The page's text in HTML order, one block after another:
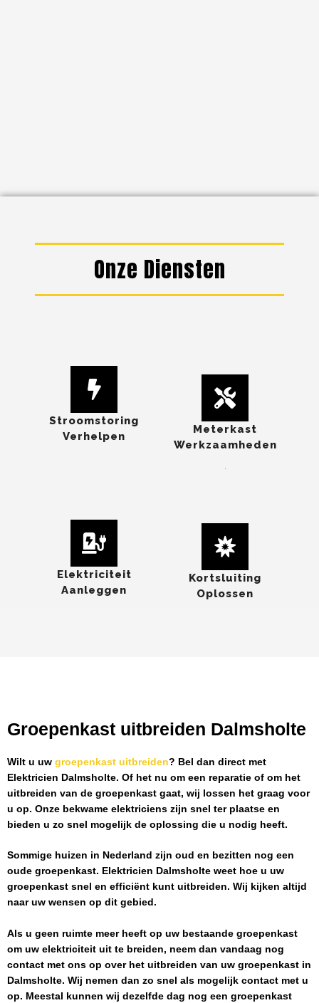
Onze Diensten
Stroomstoring
Verhelpen
Meterkast
Werkzaamheden
Elektriciteit
Aanleggen
Kortsluiting
Oplossen
Groepenkast uitbreiden Dalmsholte
Wilt u uw groepenkast uitbreiden? Bel dan direct met
Elektricien Dalmsholte. Of het nu om een reparatie of om het
uitbreiden van de groepenkast gaat, wij lossen het graag voor
u op. Onze bekwame elektriciens zijn snel ter plaatse en
bieden u zo snel mogelijk de oplossing die u nodig heeft.
Sommige huizen in Nederland zijn oud en bezitten nog een
oude groepenkast. Elektricien Dalmsholte weet hoe u uw
groepenkast snel en efficiënt kunt uitbreiden. Wij kijken altijd
naar uw wensen op dit gebied.
Als u geen ruimte meer heeft op uw bestaande groepenkast
om uw elektriciteit uit te breiden, neem dan vandaag nog
contact met ons op over het uitbreiden van uw groepenkast in
Dalmsholte. Wij nemen dan zo snel als mogelijk contact met u
op. Meestal kunnen wij dezelfde dag nog een groepenkast